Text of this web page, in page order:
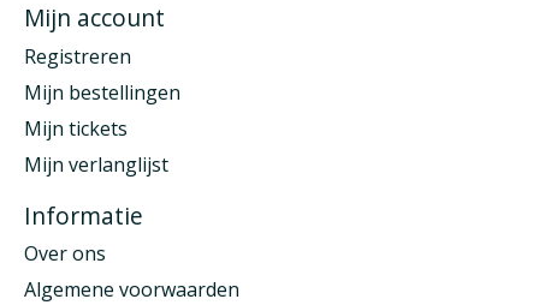
Mijn account
Registreren
Mijn bestellingen
Mijn tickets
Mijn verlanglijst
Informatie
Over ons
Algemene voorwaarden